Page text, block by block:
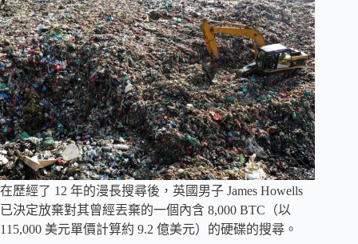
在歷經了 12 年的漫長搜尋後，英國男子 James Howells
已決定放棄對其曾經丟棄的一個內含 8,000 BTC（以
115,000 美元單價計算約 9.2 億美元）的硬碟的搜尋。